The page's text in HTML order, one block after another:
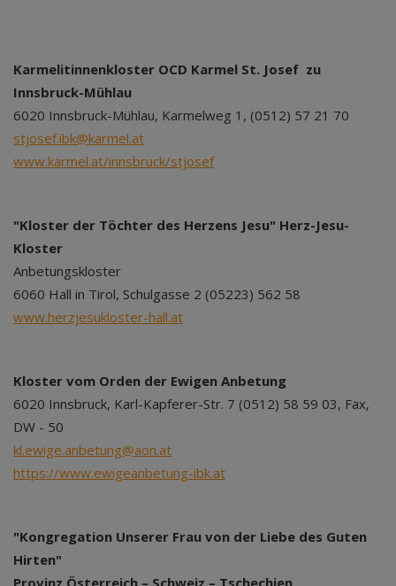
Karmelitinnenkloster OCD Karmel St. Josef zu
Innsbruck-Mühlau
6020 Innsbruck-Mühlau, Karmelweg 1, (0512) 57 21 70
stjosef.ibk@karmel.at
www.karmel.at/innsbruck/stjosef
"Kloster der Töchter des Herzens Jesu" Herz-Jesu-
Kloster
Anbetungskloster
6060 Hall in Tirol, Schulgasse 2 (05223) 562 58
www.herzjesukloster-hall.at
Kloster vom Orden der Ewigen Anbetung
6020 Innsbruck, Karl-Kapferer-Str. 7 (0512) 58 59 03, Fax,
DW - 50
kl.ewige.anbetung@aon.at
https://www.ewigeanbetung-ibk.at
"Kongregation Unserer Frau von der Liebe des Guten
Hirten"
Provinz Österreich – Schweiz – Tschechien